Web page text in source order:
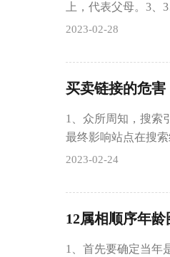
上，代表父母。3、
2023-02-28
买卖链接的危害
1、众所周知，搜索
最终影响站点在搜
2023-02-24
12属相顺序年
1、首先要确定当年